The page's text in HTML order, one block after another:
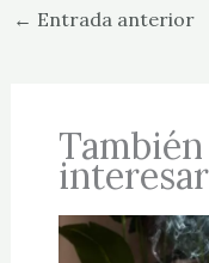
← Entrada anterior
interesar